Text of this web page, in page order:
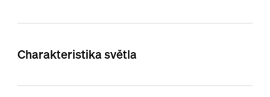
Charakteristika světla